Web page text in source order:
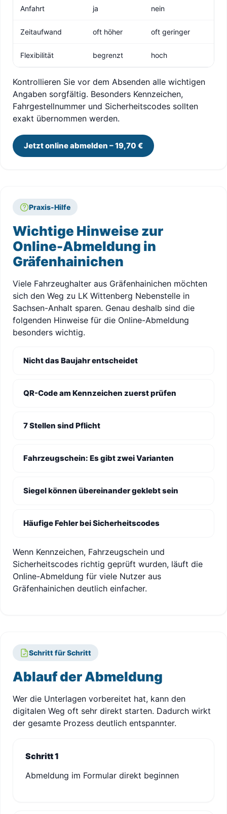
Anfahrt ja nein
Zeitaufwand oft höher oft geringer
Flexibilität begrenzt hoch
Kontrollieren Sie vor dem Absenden alle wichtigen
Angaben sorgfältig. Besonders Kennzeichen,
Fahrgestellnummer und Sicherheitscodes sollten
exakt übernommen werden.
Jetzt online abmelden – 19,70 €
Praxis-Hilfe
Wichtige Hinweise zur
Online-Abmeldung in
Gräfenhainichen
Viele Fahrzeughalter aus Gräfenhainichen möchten
sich den Weg zu LK Wittenberg Nebenstelle in
Sachsen-Anhalt sparen. Genau deshalb sind die
folgenden Hinweise für die Online-Abmeldung
besonders wichtig.
Nicht das Baujahr entscheidet
QR-Code am Kennzeichen zuerst prüfen
7 Stellen sind Pflicht
Fahrzeugschein: Es gibt zwei Varianten
Siegel können übereinander geklebt sein
Häufige Fehler bei Sicherheitscodes
Wenn Kennzeichen, Fahrzeugschein und
Sicherheitscodes richtig geprüft wurden, läuft die
Online-Abmeldung für viele Nutzer aus
Gräfenhainichen deutlich einfacher.
Schritt für Schritt
Ablauf der Abmeldung
Wer die Unterlagen vorbereitet hat, kann den
digitalen Weg oft sehr direkt starten. Dadurch wirkt
der gesamte Prozess deutlich entspannter.
Schritt 1
Abmeldung im Formular direkt beginnen